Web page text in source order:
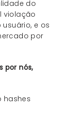
do
violação
e os
por
por nós,
hashes